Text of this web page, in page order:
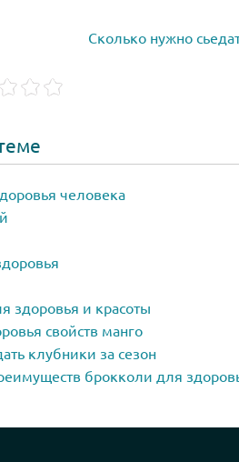
Сколько нужно
человека
здоровья и красоты
свойств манго
клубники за сезон
брокколи для